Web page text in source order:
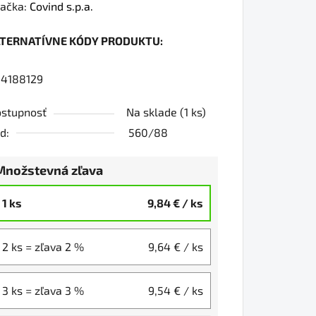
Covind s.p.a.
KÓDY PRODUKTU:
Na sklade (1 ks)
560/88
zľava
1 ks 9,84 € / ks
2 ks = zľava 2 % 9,64 € / ks
3 ks = zľava 3 % 9,54 € / ks